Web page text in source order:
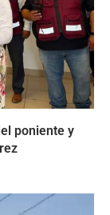
poniente y